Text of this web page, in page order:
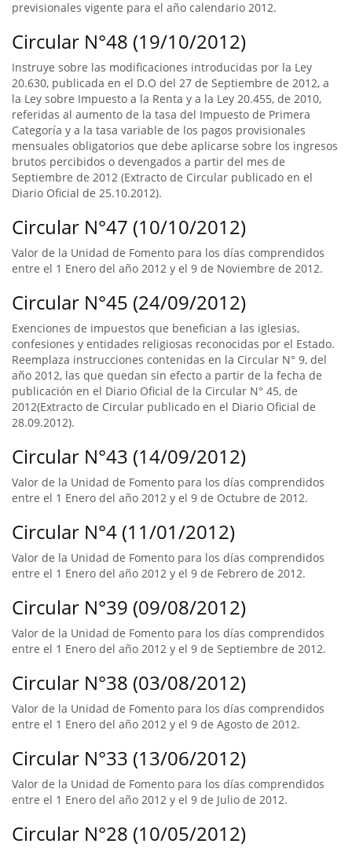
previsionales vigente para el año calendario 2012.
Circular N°48 (19/10/2012)
Instruye sobre las modificaciones introducidas por la Ley
20.630, publicada en el D.O del 27 de Septiembre de 2012, a
la Ley sobre Impuesto a la Renta y a la Ley 20.455, de 2010,
referidas al aumento de la tasa del Impuesto de Primera
Categoría y a la tasa variable de los pagos provisionales
mensuales obligatorios que debe aplicarse sobre los ingresos
brutos percibidos o devengados a partir del mes de
Septiembre de 2012 (Extracto de Circular publicado en el
Diario Oficial de 25.10.2012).
Circular N°47 (10/10/2012)
Valor de la Unidad de Fomento para los días comprendidos
entre el 1 Enero del año 2012 y el 9 de Noviembre de 2012.
Circular N°45 (24/09/2012)
Exenciones de impuestos que benefician a las iglesias,
confesiones y entidades religiosas reconocidas por el Estado.
Reemplaza instrucciones contenidas en la Circular N° 9, del
año 2012, las que quedan sin efecto a partir de la fecha de
publicación en el Diario Oficial de la Circular N° 45, de
2012(Extracto de Circular publicado en el Diario Oficial de
28.09.2012).
Circular N°43 (14/09/2012)
Valor de la Unidad de Fomento para los días comprendidos
entre el 1 Enero del año 2012 y el 9 de Octubre de 2012.
Circular N°4 (11/01/2012)
Valor de la Unidad de Fomento para los días comprendidos
entre el 1 Enero del año 2012 y el 9 de Febrero de 2012.
Circular N°39 (09/08/2012)
Valor de la Unidad de Fomento para los días comprendidos
entre el 1 Enero del año 2012 y el 9 de Septiembre de 2012.
Circular N°38 (03/08/2012)
Valor de la Unidad de Fomento para los días comprendidos
entre el 1 Enero del año 2012 y el 9 de Agosto de 2012.
Circular N°33 (13/06/2012)
Valor de la Unidad de Fomento para los días comprendidos
entre el 1 Enero del año 2012 y el 9 de Julio de 2012.
Circular N°28 (10/05/2012)